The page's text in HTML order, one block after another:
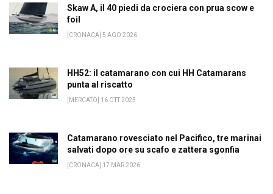
Skaw A, il 40 piedi da crociera con prua scow e
foil
[CRONACA] 5 AGO 2026
HH52: il catamarano con cui HH Catamarans
punta al riscatto
[MERCATO] 16 OTT 2025
Catamarano rovesciato nel Pacifico, tre marinai
salvati dopo ore su scafo e zattera sgonfia
[CRONACA] 17 MAR 2026